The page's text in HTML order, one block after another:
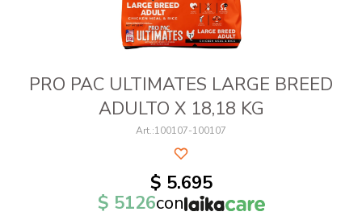
PRO PAC ULTIMATES LARGE BREED
ADULTO X 18,18 KG
100107-100107
$ 5.695
$ 5126con